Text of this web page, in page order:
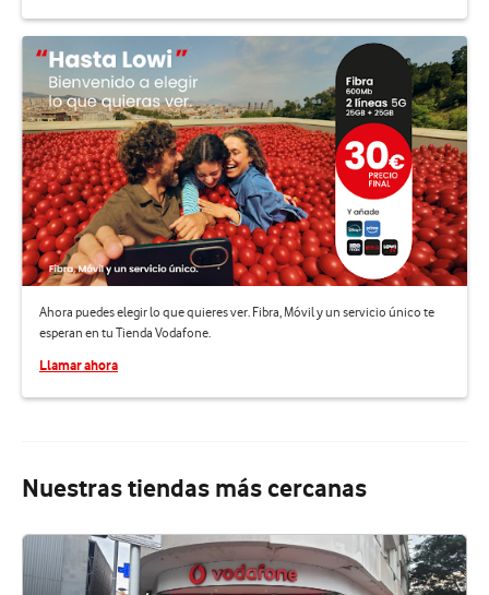
Ahora puedes elegir lo que quieres ver. Fibra, Móvil y un servicio único te
esperan en tu Tienda Vodafone.
Llamar ahora
Nuestras tiendas más cercanas